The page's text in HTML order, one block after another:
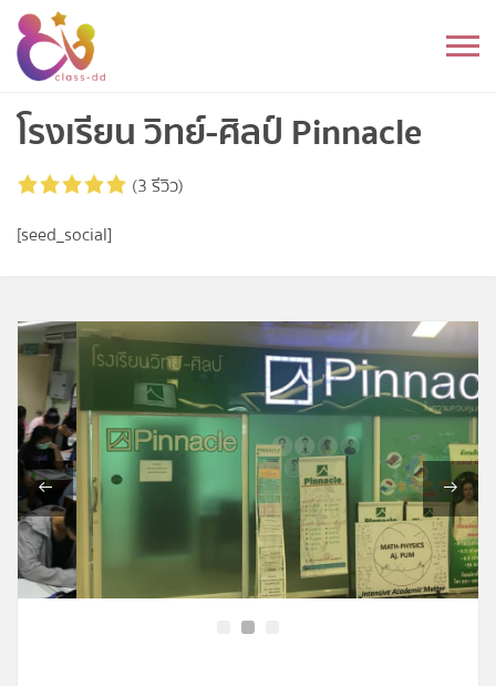
Skip
content
อนุบาล
ประถม
มัธยมต้น
อุดมศึกษา
ดนตรี
อื่นๆ
โปรไฟล์
ข่าวสาร
โรงเรียน วิทย์-ศิลป์ Pinnacle
(3 รีวิว)
[seed_social]